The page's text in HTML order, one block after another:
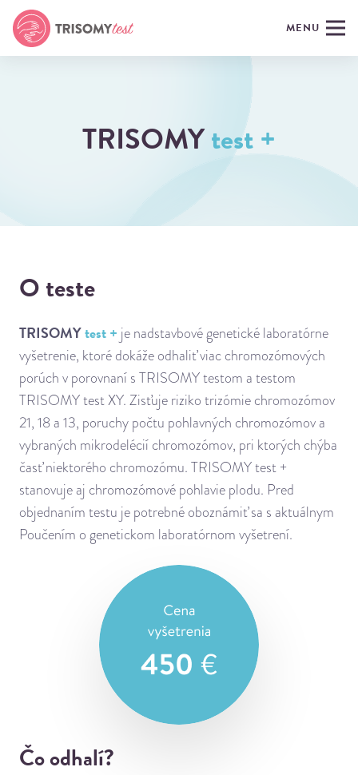
MENU
TRISOMYtest +
O teste
TRISOMYtest + je nadstavbové genetické laboratórne
vyšetrenie, ktoré dokáže odhaliť viac chromozómových
porúch v porovnaní s TRISOMY testom a testom
TRISOMY test XY. Zisťuje riziko trizómie chromozómov
21, 18 a 13, poruchy počtu pohlavných chromozómov a
vybraných mikrodelécií chromozómov, pri ktorých chýba
časť niektorého chromozómu. TRISOMY test +
stanovuje aj chromozómové pohlavie plodu. Pred
objednaním testu je potrebné oboznámiť sa s aktuálnym
Poučením o genetickom laboratórnom vyšetrení.
Čo odhalí?